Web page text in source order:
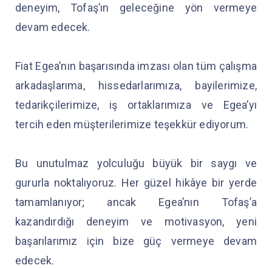
deneyim, Tofaş’ın geleceğine yön vermeye
devam edecek.
Fiat Egea’nın başarısında imzası olan tüm çalışma
arkadaşlarıma, hissedarlarımıza, bayilerimize,
tedarikçilerimize, iş ortaklarımıza ve Egea’yı
tercih eden müşterilerimize teşekkür ediyorum.
Bu unutulmaz yolculuğu büyük bir saygı ve
gururla noktalıyoruz. Her güzel hikâye bir yerde
tamamlanıyor; ancak Egea’nın Tofaş’a
kazandırdığı deneyim ve motivasyon, yeni
başarılarımız için bize güç vermeye devam
edecek.